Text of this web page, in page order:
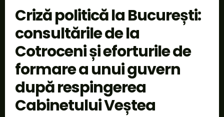
Criză politică la București:
consultările de la
Cotroceni și eforturile de
formare a unui guvern
după respingerea
Cabinetului Veștea